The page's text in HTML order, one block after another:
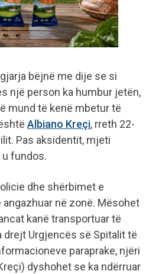
bëjnë me dije se si
një person ka humbur jetën,
mund të kenë mbetur të
Albiano Kreçi, rreth 22-
Pas aksidentit, mjeti
u fundos.
dhe shërbimet e
në zonë. Mësohet
kanë transportuar të
drejt Urgjencës së Spitalit të
paraprake, njëri
dyshohet se ka ndërruar